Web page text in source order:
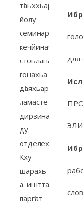
тӀаьххьара
йолу
семинар
кечйиначу
стоьлана
гонахьа
дӀаяхьар
ламасте
дирзина
ду
отделехь.
Кху
шарахь
а иштта
паргӀат
для